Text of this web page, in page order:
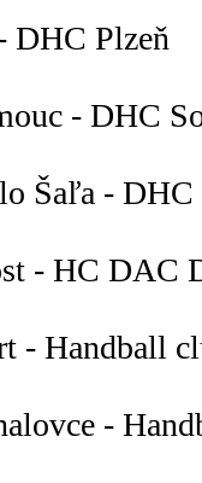
Písek -
-
Šaľa -
- HC DAC
-
-